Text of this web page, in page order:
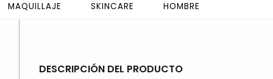
MAQUILLAJE SKINCARE HOMBRE
DESCRIPCIÓN DEL PRODUCTO